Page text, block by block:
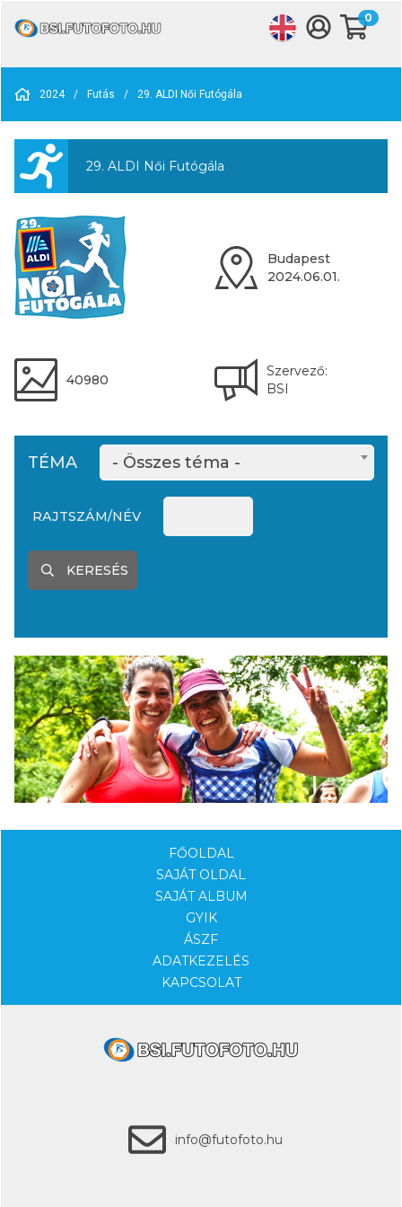
0
2024 / Futás / 29. ALDI Női Futógála
29. ALDI Női Futógála
Budapest
2024.06.01.
40980
Szervező:
BSI
TÉMA - Összes téma -
RAJTSZÁM/NÉV
KERESÉS
FŐOLDAL
SAJÁT OLDAL
SAJÁT ALBUM
GYIK
ÁSZF
ADATKEZELÉS
KAPCSOLAT
info@futofoto.hu